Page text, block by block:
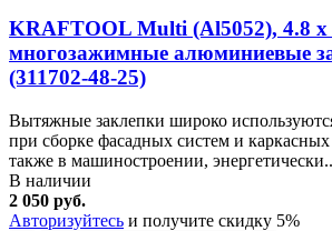
KRAFTOOL Multi (Al5052), 4.8
многозажимные алюминиевые
(311702-48-25)
Вытяжные заклепки широко
при сборке фасадных систем и
также в машиностроении,
В наличии
2 050 руб.
Авторизуйтесь и получите скидку 5%